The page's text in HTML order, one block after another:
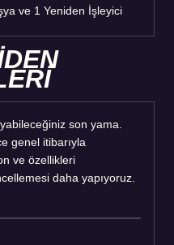
ve 1 Yeniden İşleyici
son yama.
genel itibarıyla
ve özellikleri
daha yapıyoruz.